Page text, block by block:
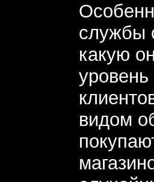
службы
какую
уровень
видом